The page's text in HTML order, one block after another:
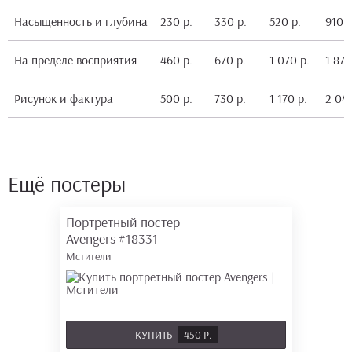
Насыщенность и глубина 230 р. 330 р. 520 р. 910
На пределе восприятия 460 р. 670 р. 1 070 р. 1
Рисунок и фактура 500 р. 730 р. 1 170 р. 2
Ещё постеры
Портретный постер
Avengers #18331
Мстители
КУПИТЬ 450 Р.